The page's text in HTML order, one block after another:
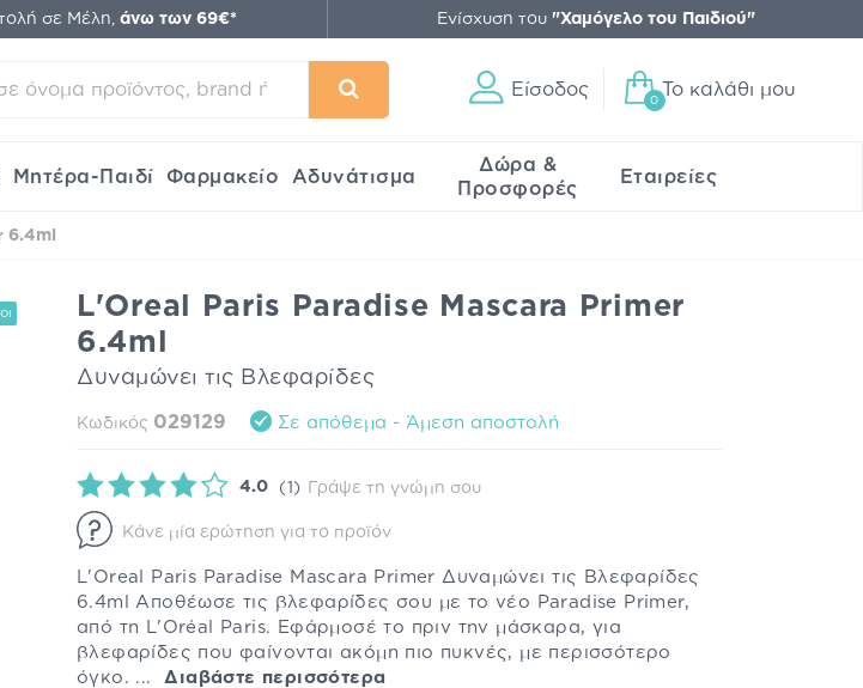
σε Μέλη, άνω των 69€* Ενίσχυση του "Χαμόγελο του Παιδιού"
Είσοδος
0
Το καλάθι μου
Μητέρα-Παιδί Φαρμακείο Αδυνάτισμα
Δώρα &
Προσφορές
Εταιρείες
6.4ml
L'Oreal Paris Paradise Mascara Primer
6.4ml
Δυναμώνει τις Βλεφαρίδες
Κωδικός 029129 Σε απόθεμα - Άμεση αποστολή
4.0 (1) Γράψε τη γνώμη σου
Κάνε μία ερώτηση για το προϊόν
L'Oreal Paris Paradise Mascara Primer Δυναμώνει τις Βλεφαρίδες
6.4ml Αποθέωσε τις βλεφαρίδες σου με το νέο Paradise Primer,
από τη L'Oréal Paris. Εφάρμοσέ το πριν την μάσκαρα, για
βλεφαρίδες που φαίνονται ακόμη πιο πυκνές, με περισσότερο
όγκο. ...Διαβάστε περισσότερα